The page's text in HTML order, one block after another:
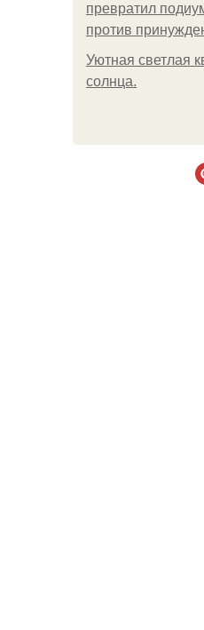
превратил
против
Уютная светлая
солнца.